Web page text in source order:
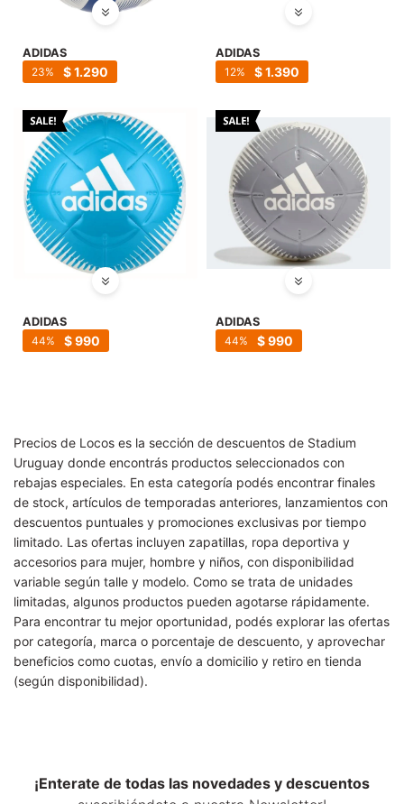
ADIDAS
$1.290
23
ADIDAS
$1.390
12
ADIDAS
$990
44
ADIDAS
$990
44
Precios de Locos es la sección de descuentos de Stadium
Uruguay donde encontrás productos seleccionados con
rebajas especiales. En esta categoría podés encontrar finales
de stock, artículos de temporadas anteriores, lanzamientos con
descuentos puntuales y promociones exclusivas por tiempo
limitado. Las ofertas incluyen zapatillas, ropa deportiva y
accesorios para mujer, hombre y niños, con disponibilidad
variable según talle y modelo. Como se trata de unidades
limitadas, algunos productos pueden agotarse rápidamente.
Para encontrar tu mejor oportunidad, podés explorar las ofertas
por categoría, marca o porcentaje de descuento, y aprovechar
beneficios como cuotas, envío a domicilio y retiro en tienda
(según disponibilidad).
¡Enterate de todas las novedades y descuentos